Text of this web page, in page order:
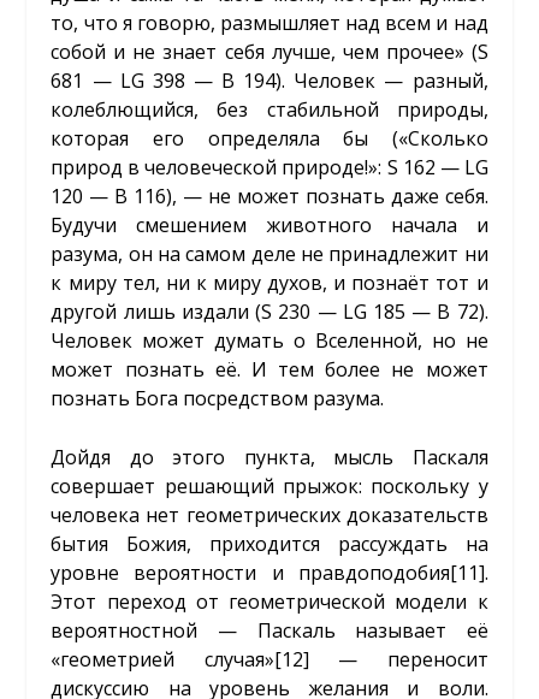
то, что я говорю, размышляет над всем и над
собой и не знает себя лучше, чем прочее» (S
681 — LG 398 — B 194). Человек — разный,
колеблющийся, без стабильной природы,
которая его определяла бы («Сколько
природ в человеческой природе!»: S 162 — LG
120 — B 116), — не может познать даже себя.
Будучи смешением животного начала и
разума, он на самом деле не принадлежит ни
к миру тел, ни к миру духов, и познаёт тот и
другой лишь издали (S 230 — LG 185 — B 72).
Человек может думать о Вселенной, но не
может познать её. И тем более не может
познать Бога посредством разума.
Дойдя до этого пункта, мысль Паскаля
совершает решающий прыжок: поскольку у
человека нет геометрических доказательств
бытия Божия, приходится рассуждать на
уровне вероятности и правдоподобия[11].
Этот переход от геометрической модели к
вероятностной — Паскаль называет её
«геометрией случая»[12] — переносит
дискуссию на уровень желания и воли.